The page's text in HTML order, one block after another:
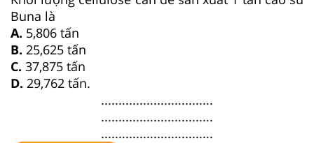
Buna là
A. 5,806 tấn
B. 25,625 tấn
C. 37,875 tấn
D. 29,762 tấn.
................................
................................
................................